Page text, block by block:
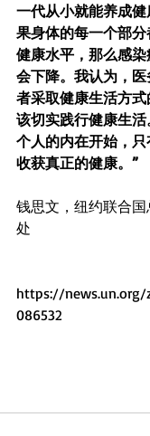
一代从小就能养成
果身体的每一个部
健康水平，那么感
会下降。我认为，
者采取健康生活方
该切实践行健康生
个人的内在开始，
收获真正的健康。”
钱思文，纽约联合
处
https://
086532